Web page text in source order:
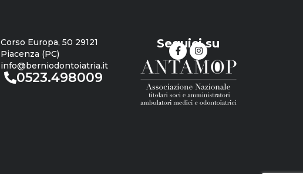
Corso Europa, 50 29121
Piacenza (PC)
info@berniodontoiatria.it
0523.498009
Seguici su